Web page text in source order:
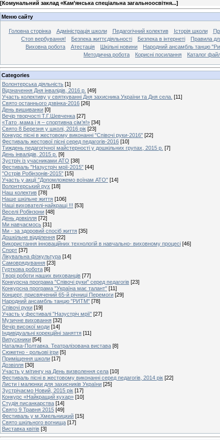
[Комунальний заклад «Кам’янська спеціальна загальноосвітня...]
Меню сайту
Головна сторінка Адміністрація школи Педагогічний колектив Історія школи
Стоп вербування!
Безпека життєдіяльності Безпека в інтернеті
Правила
Виховна робота
Атестація Шкільні новини
Народний ансамбль танцю
Методична робота
Корисні посилання Каталог
Categories
Волонтерська діяльність [1]
Відзначення Дня інвалідів, 2016 р. [49]
Участь колективу у святкуванні Дня захисника України та Дня села. [11]
Свято останнього дзвінка-2016 [26]
День вишиванки [0]
Вечір творчості Т.Г.Шевченка [27]
«Тато ,мама і я – спортивна сім’я!» [34]
Свято 8 Березня у школі, 2016 рік [23]
Конкурс пісні в жестовому виконанні "Співочі руки-2016" [22]
Фестиваль жестової пісні серед педагогів-2016 [10]
Тиждень педагогічної майстерності у дошкільних групах, 2015 р. [7]
День інвалідів, 2015 р. [9]
Зустріч із учасниками АТО [38]
Фестиваль "Назустріч мрії-2015" [44]
"Острів Робінзонів-2015" [15]
Участь у акції "Допомложемо воїнам АТО" [14]
Волонтерський рух [18]
Наш колектив [78]
Наше шкільне життя [106]
Наші вихователі-найкращі !!! [53]
Веселі Робінзони [48]
День довкілля [72]
Ми навчаємось [31]
Ми - за здоровий спосіб життя [35]
Дошкільне відділення [22]
Використання інноваційних технологій в навчально- виховному процесі [46]
Спорт [37]
Лікувальна фізкультура [14]
Самоврядування [23]
Гурткова робота [6]
Творі роботи наших вихованців [77]
Конкурсна програма "Співочі руки" серед педагогів [23]
Конкурсна програма "Україна має талант" [11]
Концерт, присвячений 65-й річниці Перемоги [29]
Народний ансамбль танцю "РИТМ" [78]
Співочі руки [19]
Участь у фестивалі "Назустріч мрії" [27]
Музичне виховання [32]
Вечір високої моди [14]
Індивідуальні корекційні заняття [11]
Випускники [54]
Наталка-Полтавка. Театралізована вистава [8]
Сюжетно - рольові ігри [5]
Приміщення школи [17]
Дозвілля [30]
Участь у мітингу на День визволення села [10]
Фестиваль пісні в жестовому виконанні серед педагогів, 2014 рік [22]
Листи і малюнки для захисників України [25]
Зустрічаємо Новий, 2015 рік [17]
Конкурс «Найкращий кухар» [10]
Студія писанкарства [14]
Свято 9 Травня 2015 [49]
Фестиваль у м.Хмельницкий [15]
Свято шкільного вогнища [17]
Виставка квітів [3]